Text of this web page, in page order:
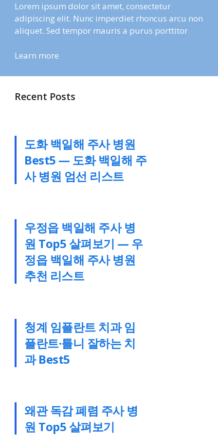
Lorem ipsum dolor sit amet, consectetur
adipiscing elit. Nunc imperdiet rhoncus arcu non
aliquet. Sed tempor mauris a purus porttitor
Learn more
Recent Posts
도화 백일해 주사 병원
Best5 — 도화 백일해 주
사 병원 엄선 리스트
우정읍 백일해 주사 병
원 Top5 살펴보기 — 우
정읍 백일해 주사 병원
추천 리스트
청계 임플란트 치과 임
플란트·틀니 잘하는 치
과 Best5
왜관 독감 폐렴 주사 병
원 Top5 살펴보기